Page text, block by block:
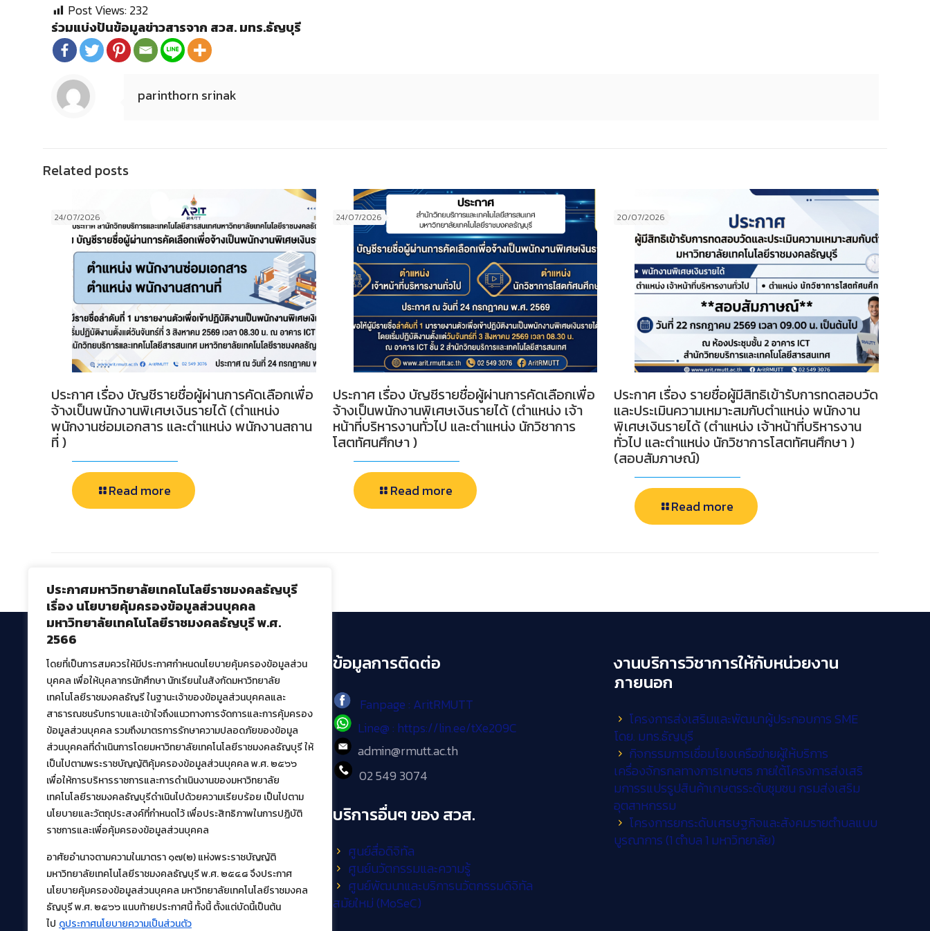
ประกาศมหาวิทยาลัยเทคโนโลยีราชมงคลธัญบุรี
เรื่อง นโยบายคุ้มครองข้อมูลส่วนบุคคล
มหาวิทยาลัยเทคโนโลยีราชมงคลธัญบุรี พ.ศ.
2566
โดยที่เป็นการสมควรให้มีประกาศกำหนดนโยบายคุ้มครองข้อมูลส่วน
บุคคล เพื่อให้บุคลากรนักศึกษา นักเรียนในสังกัดมหาวิทยาลัย
เทคโนโลยีราชมงคลธัญรี ในฐานะเจ้าของข้อมูลส่วนบุคคลและ
สาธารณชนรับทราบและเข้าใจถึงแนวทางการจัดการและการคุ้มครอง
ข้อมูลส่วนบุคคล รวมถึงมาตรการรักษาความปลอดภัยของข้อมูล
ส่วนบุคคลที่ดำเนินการโดยมหาวิทยาลัยเทคโนโลยีราชมงคลธัญบุรี ให้
เป็นไปตามพระราชบัญญัติคุ้มครองข้อมูลส่วนบุคคล พ.ศ. ๒๕๖๖
เพื่อให้การบริหารราชการและการดำเนินงานของมหาวิทยาลัย
เทคโนโลยีราชมงคลธัญบุรีดำเนินไปด้วยความเรียบร้อย เป็นไปตาม
นโยบายและวัตถุประสงค์ที่กำหนดไว้ เพื่อประสิทธิภาพในการปฏิบัติ
ราชการและเพื่อคุ้มครองข้อมูลส่วนบุคคล
อาศัยอำนาจตามความในมาตรา ๑๗(๒) แห่งพระราชบัญญัติ
มหาวิทยาลัยเทคโนโลยีราชมงคลธัญบุรี พ.ศ. ๒๕๔๘ จึงประกาศ
นโยบายคุ้มครองข้อมูลส่วนบุคคล มหาวิทยาลัยเทคโนโลยีราชมงคล
ธัญบุรี พ.ศ. ๒๕๖๖ แนบท้ายประกาศนี้ ทั้งนี้ ตั้งแต่บัดนี้เป็นต้น
ไป ดูประกาศนโยบายความเป็นส่วนตัว
Post Views:232
ร่วมแบ่งปันข้อมูลข่าวสารจาก สวส. มทร.ธัญบุรี
parinthorn srinak
Related posts
24/07/2026
ประกาศ เรื่อง บัญชีรายชื่อผู้ผ่านการคัดเลือกเพื่อ
จ้างเป็นพนักงานพิเศษเงินรายได้ (ตำแหน่ง
พนักงานซ่อมเอกสาร และตำแหน่ง พนักงานสถาน
ที่ )
Read more
24/07/2026
ประกาศ เรื่อง บัญชีรายชื่อผู้ผ่านการคัดเลือกเพื่อ
จ้างเป็นพนักงานพิเศษเงินรายได้ (ตำแหน่ง เจ้า
หน้าที่บริหารงานทั่วไป และตำแหน่ง นักวิชาการ
โสตทัศนศึกษา )
Read more
20/07/2026
ประกาศ เรื่อง รายชื่อผู้มีสิทธิเข้ารับการทดสอบวัด
และประเมินความเหมาะสมกับตำแหน่ง พนักงาน
พิเศษเงินรายได้ (ตำแหน่ง เจ้าหน้าที่บริหารงาน
ทั่วไป และตำแหน่ง นักวิชาการโสตทัศนศึกษา )
(สอบสัมภาษณ์)
Read more
สำนักวิทยบริการและเทคโนโลยีสารสนเทศ
มหาวิทยาลัยเทคโนโลยีราชมงคลธัญบุรี
39 หมู่ที่ 1 ตำบลคลองหก อำเภอคลองหลวง จังหวัด
ปทุมธานี 12120
เผยแพร่ข้อมูลโดย.บุคลากร สวส.
สร้างและพัฒนาโดย.
ฝ่ายพัฒนาและเผยแพร่ข้อมูลเว็บไซต์
ข้อมูลการติดต่อ
Fanpage : AritRMUTT
Line@ : https://lin.ee/tXe209C
admin@rmutt.ac.th
02 549 3074
บริการอื่นๆ ของ สวส.
ศูนย์สื่อดิจิทัล
ศูนย์นวัตกรรมและความรู้
ศูนย์พัฒนาและบริการนวัตกรรมดิจิทัล
สมัยใหม่ (MoSeC)
งานบริการวิชาการให้กับหน่วยงาน
ภายนอก
โครงการส่งเสริมและพัฒนาผู้ประกอบการ SME
โดย. มทร.ธัญบุรี
กิจกรรมการเชื่อมโยงเครือข่ายผู้ให้บริการ
เครื่องจักรกลทางการเกษตร ภายใต้โครงการส่งเสริ
มการรแปรรูปสินค้าเกษตรระดับชุมชน กรมส่งเสริม
อุตสาหกรรม
โครงการยกระดับเศรษฐกิจและสังคมรายตำบลแบบ
บูรณาการ (1 ตำบล 1 มหาวิทยาลัย)